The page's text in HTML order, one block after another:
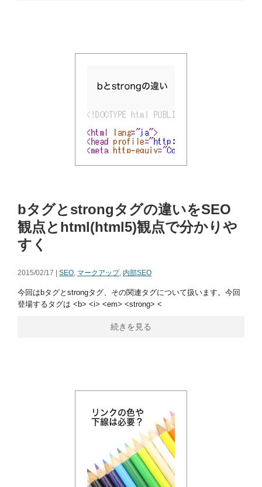
bタグとstrongタグの違いをSEO
観点とhtml(html5)観点で分かりや
すく
2015/02/17 | SEO, マークアップ, 内部SEO
今回はbタグとstrongタグ、その関連タグについて扱います。今回
登場するタグは <b> <i> <em> <strong> <
続きを見る